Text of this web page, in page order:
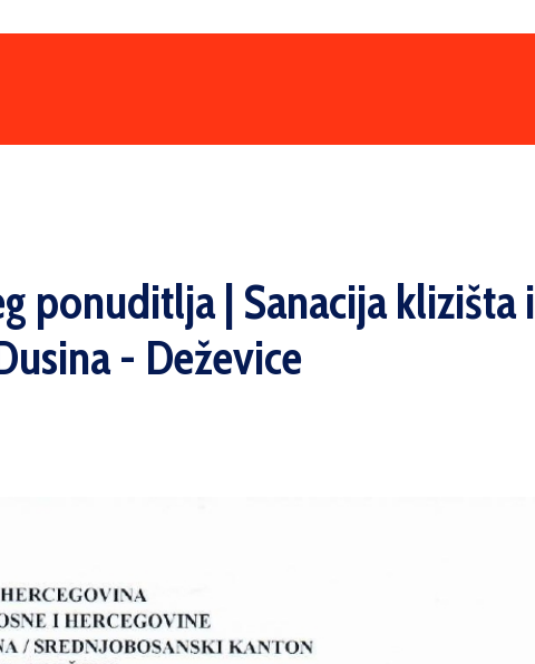
ponuditlja | Sanacija klizišta i
- Deževice